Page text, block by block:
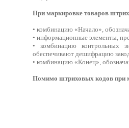
При маркировке товаров
• комбинацию «Начало»,
• информационные элементы,
• комбинацию контрольных
обеспечивают дешифрацию
• комбинацию «Конец»,
Помимо штриховых кодов при